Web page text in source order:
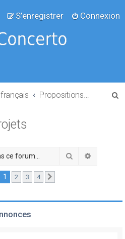
Connexion
S’enregistrer
Rechercher
1 2 3 4